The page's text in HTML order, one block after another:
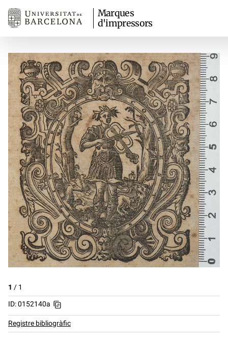
Marques
d'impressors
1 / 1
ID: 0152140a
Registre bibliogràfic